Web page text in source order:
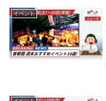
イベント